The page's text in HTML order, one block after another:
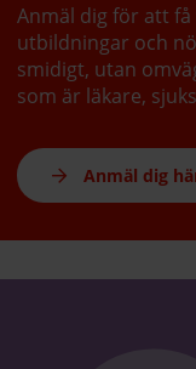
Anmäl dig för att
utbildningar och
smidigt, utan
som är läkare,
Anmäl dig